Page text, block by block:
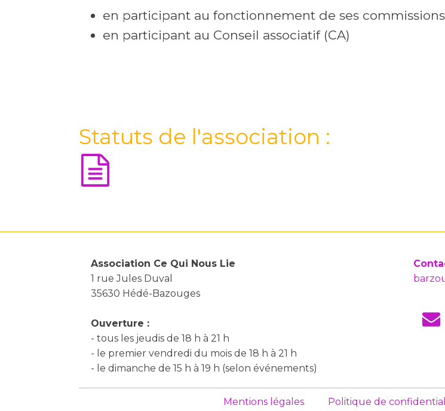
en participant au fonctionnement de ses
en participant au Conseil associatif (CA)
Statuts de l'association :
Association Ce Qui Nous Lie
1 rue Jules Duval
35630 Hédé-Bazouges
Ouverture :
- tous les jeudis de 18 h à 21 h
- le premier vendredi du mois de 18 h à 21 h
- le dimanche de 15 h à 19 h (selon événements)
Mentions légales Politique de